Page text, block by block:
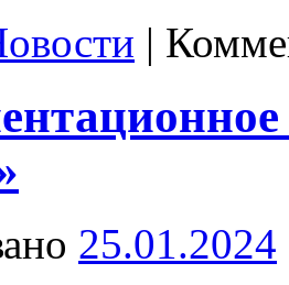
|
25.01.2024